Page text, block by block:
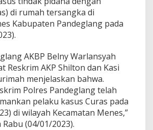
r
i
m
l
r
e
s
P
n
d
e
di rumah tersangka di
Kabupaten Pandeglang pada
AKBP Belny Warlansyah
Reskrim AKP Shilton dan Kasi
menjelaskan bahwa.
Polres Pandeglang telah
pelaku kasus Curas pada
di wilayah Kecamatan Menes,”
(04/01/2023).